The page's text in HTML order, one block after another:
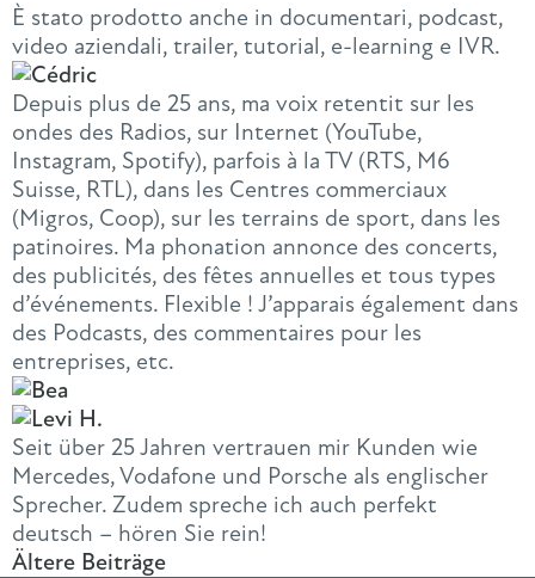
È stato prodotto anche in documentari, podcast,
video aziendali, trailer, tutorial, e-learning e IVR.
Depuis plus de 25 ans, ma voix retentit sur les
ondes des Radios, sur Internet (YouTube,
Instagram, Spotify), parfois à la TV (RTS, M6
Suisse, RTL), dans les Centres commerciaux
(Migros, Coop), sur les terrains de sport, dans les
patinoires. Ma phonation annonce des concerts,
des publicités, des fêtes annuelles et tous types
d’événements. Flexible ! J’apparais également dans
des Podcasts, des commentaires pour les
entreprises, etc.
Seit über 25 Jahren vertrauen mir Kunden wie
Mercedes, Vodafone und Porsche als englischer
Sprecher. Zudem spreche ich auch perfekt
deutsch – hören Sie rein!
Ältere Beiträge